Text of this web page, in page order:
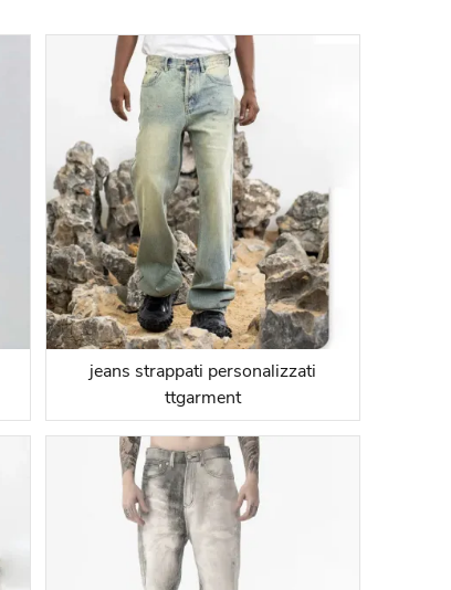
jeans strappati personalizzati
ttgarment